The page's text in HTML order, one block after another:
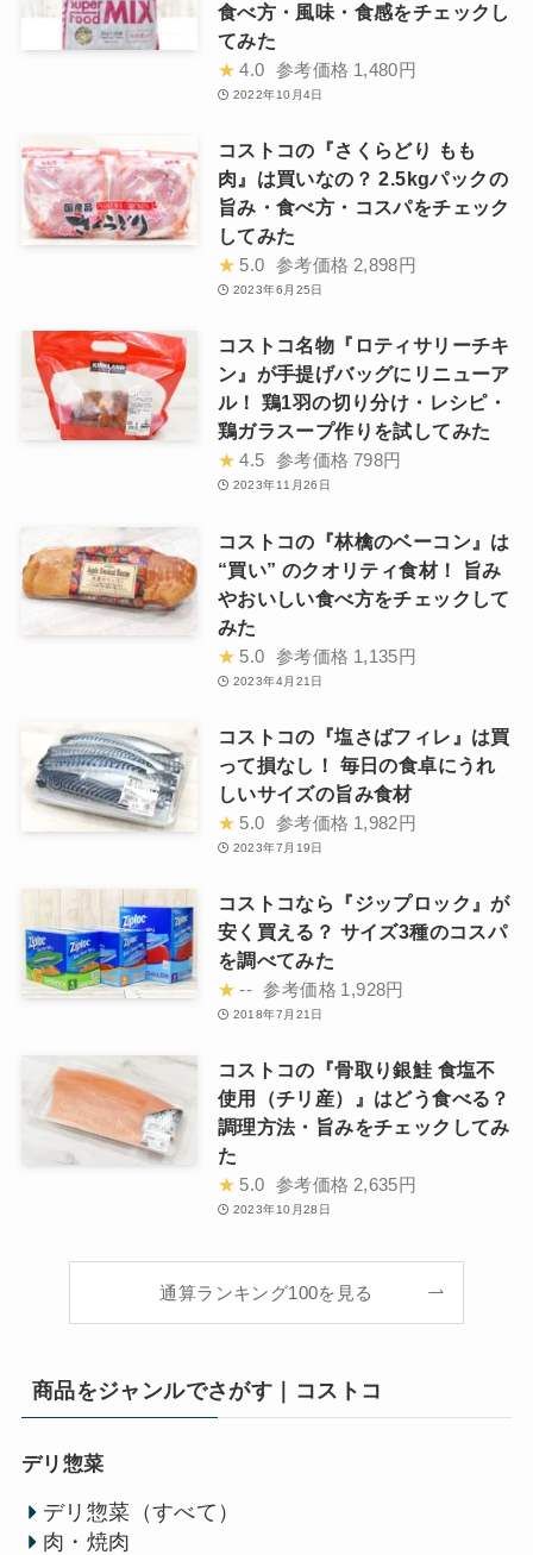
食べ方・風味・食感をチェックし
てみた
★ 4.0 参考価格 1,480円
2022年10月4日
コストコの『さくらどり もも
肉』は買いなの？ 2.5kgパックの
旨み・食べ方・コスパをチェック
してみた
★ 5.0 参考価格 2,898円
2023年6月25日
コストコ名物『ロティサリーチキ
ン』が手提げバッグにリニューア
ル！ 鶏1羽の切り分け・レシピ・
鶏ガラスープ作りを試してみた
★ 4.5 参考価格 798円
2023年11月26日
コストコの『林檎のベーコン』は
“買い” のクオリティ食材！ 旨み
やおいしい食べ方をチェックして
みた
★ 5.0 参考価格 1,135円
2023年4月21日
コストコの『塩さばフィレ』は買
って損なし！ 毎日の食卓にうれ
しいサイズの旨み食材
★ 5.0 参考価格 1,982円
2023年7月19日
コストコなら『ジップロック』が
安く買える？ サイズ3種のコスパ
を調べてみた
★ -- 参考価格 1,928円
2018年7月21日
コストコの『骨取り銀鮭 食塩不
使用（チリ産）』はどう食べる？
調理方法・旨みをチェックしてみ
た
★ 5.0 参考価格 2,635円
2023年10月28日
通算ランキング100を見る
商品をジャンルでさがす｜コストコ
デリ惣菜
デリ惣菜（すべて）
肉・焼肉